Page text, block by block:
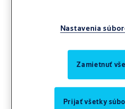
vystavené pôsobeniu
aby odolali skúške času.
stave čoho najväčšej
predíde problémom, skôr
Nastavenia
Zamietnuť
Prijať všetky